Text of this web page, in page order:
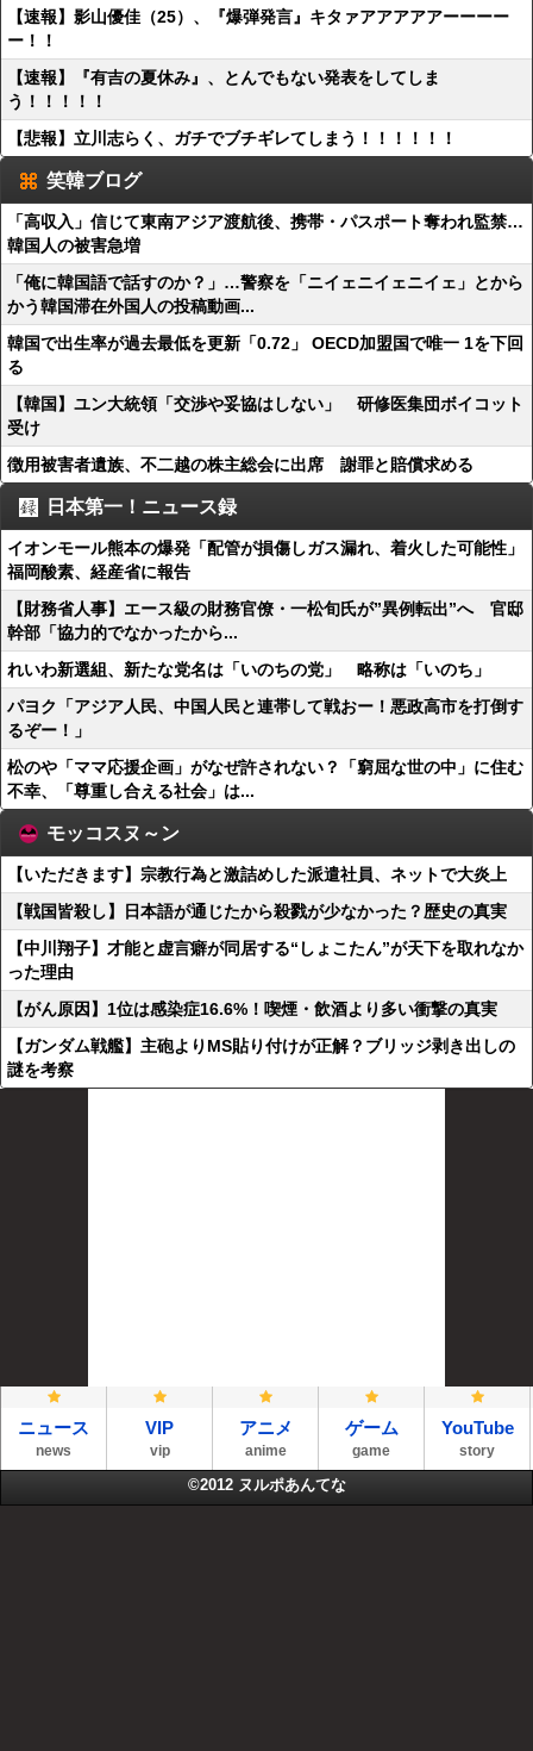
【速報】影山優佳（25）、『爆弾発言』キタァアアアアアーーーー
ー！！
【速報】『有吉の夏休み』、とんでもない発表をしてしま
う！！！！！
【悲報】立川志らく、ガチでブチギレてしまう！！！！！！
笑韓ブログ
「高収入」信じて東南アジア渡航後、携帯・パスポート奪われ監禁…
韓国人の被害急増
「俺に韓国語で話すのか？」…警察を「ニイェニイェニイェ」とから
かう韓国滞在外国人の投稿動画...
韓国で出生率が過去最低を更新「0.72」 OECD加盟国で唯一 1を下回
る
【韓国】ユン大統領「交渉や妥協はしない」 研修医集団ボイコット
受け
徴用被害者遺族、不二越の株主総会に出席 謝罪と賠償求める
日本第一！ニュース録
イオンモール熊本の爆発「配管が損傷しガス漏れ、着火した可能性」
福岡酸素、経産省に報告
【財務省人事】エース級の財務官僚・一松旬氏が”異例転出”へ 官邸
幹部「協力的でなかったから...
れいわ新選組、新たな党名は「いのちの党」 略称は「いのち」
パヨク「アジア人民、中国人民と連帯して戦おー！悪政高市を打倒す
るぞー！」
松のや「ママ応援企画」がなぜ許されない？「窮屈な世の中」に住む
不幸、「尊重し合える社会」は...
モッコスヌ～ン
【いただきます】宗教行為と激詰めした派遣社員、ネットで大炎上
【戦国皆殺し】日本語が通じたから殺戮が少なかった？歴史の真実
【中川翔子】才能と虚言癖が同居する“しょこたん”が天下を取れなか
った理由
【がん原因】1位は感染症16.6%！喫煙・飲酒より多い衝撃の真実
【ガンダム戦艦】主砲よりMS貼り付けが正解？ブリッジ剥き出しの
謎を考察
ニュース
news
VIP
vip
アニメ
anime
ゲーム
game
YouTube
story
©2012 ヌルポあんてな